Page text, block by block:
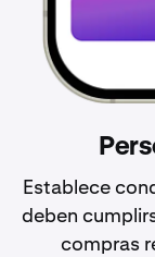
Establece
deben
compras